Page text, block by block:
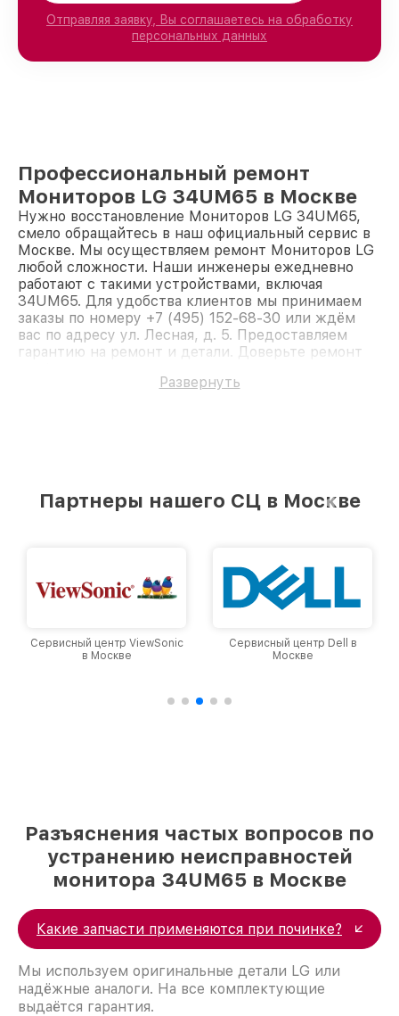
Отправляя заявку, Вы соглашаетесь на обработку
персональных данных
Профессиональный ремонт
Мониторов LG 34UM65 в Москве
Нужно восстановление Мониторов LG 34UM65,
смело обращайтесь в наш официальный сервис в
Москве. Мы осуществляем ремонт Мониторов LG
любой сложности. Наши инженеры ежедневно
работают с такими устройствами, включая
34UM65. Для удобства клиентов мы принимаем
заказы по номеру +7 (495) 152-68-30 или ждём
вас по адресу ул. Лесная, д. 5. Предоставляем
гарантию на ремонт и детали. Доверьте ремонт
Развернуть
Партнеры нашего СЦ в Москве
Сервисный центр ViewSonic
в Москве
Сервисный центр Dell в
Москве
Разъяснения частых вопросов по
устранению неисправностей
монитора 34UM65 в Москве
Какие запчасти применяются при починке?
Мы используем оригинальные детали LG или
надёжные аналоги. На все комплектующие
выдаётся гарантия.